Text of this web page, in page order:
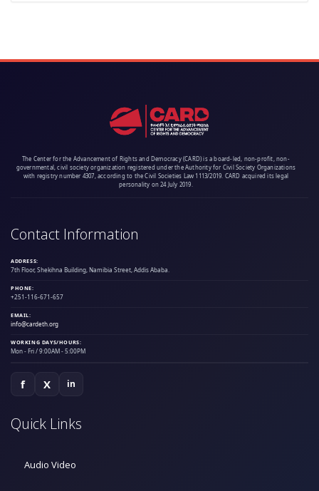
The Center for the Advancement of Rights and Democracy (CARD) is a board-led, non-profit, non-
governmental, civil society organization registered under the Authority for Civil Society Organizations
with registry number 4307, according to the Civil Societies Law 1113/2019. CARD acquired its legal
personality on 24 July 2019.
Contact Information
ADDRESS:
7th Floor, Shekihna Building, Namibia Street, Addis Ababa.
PHONE:
+251-116-671-657
EMAIL:
info@cardeth.org
WORKING DAYS/HOURS:
Mon - Fri / 9:00AM - 5:00PM
f X in
Quick Links
Audio Video